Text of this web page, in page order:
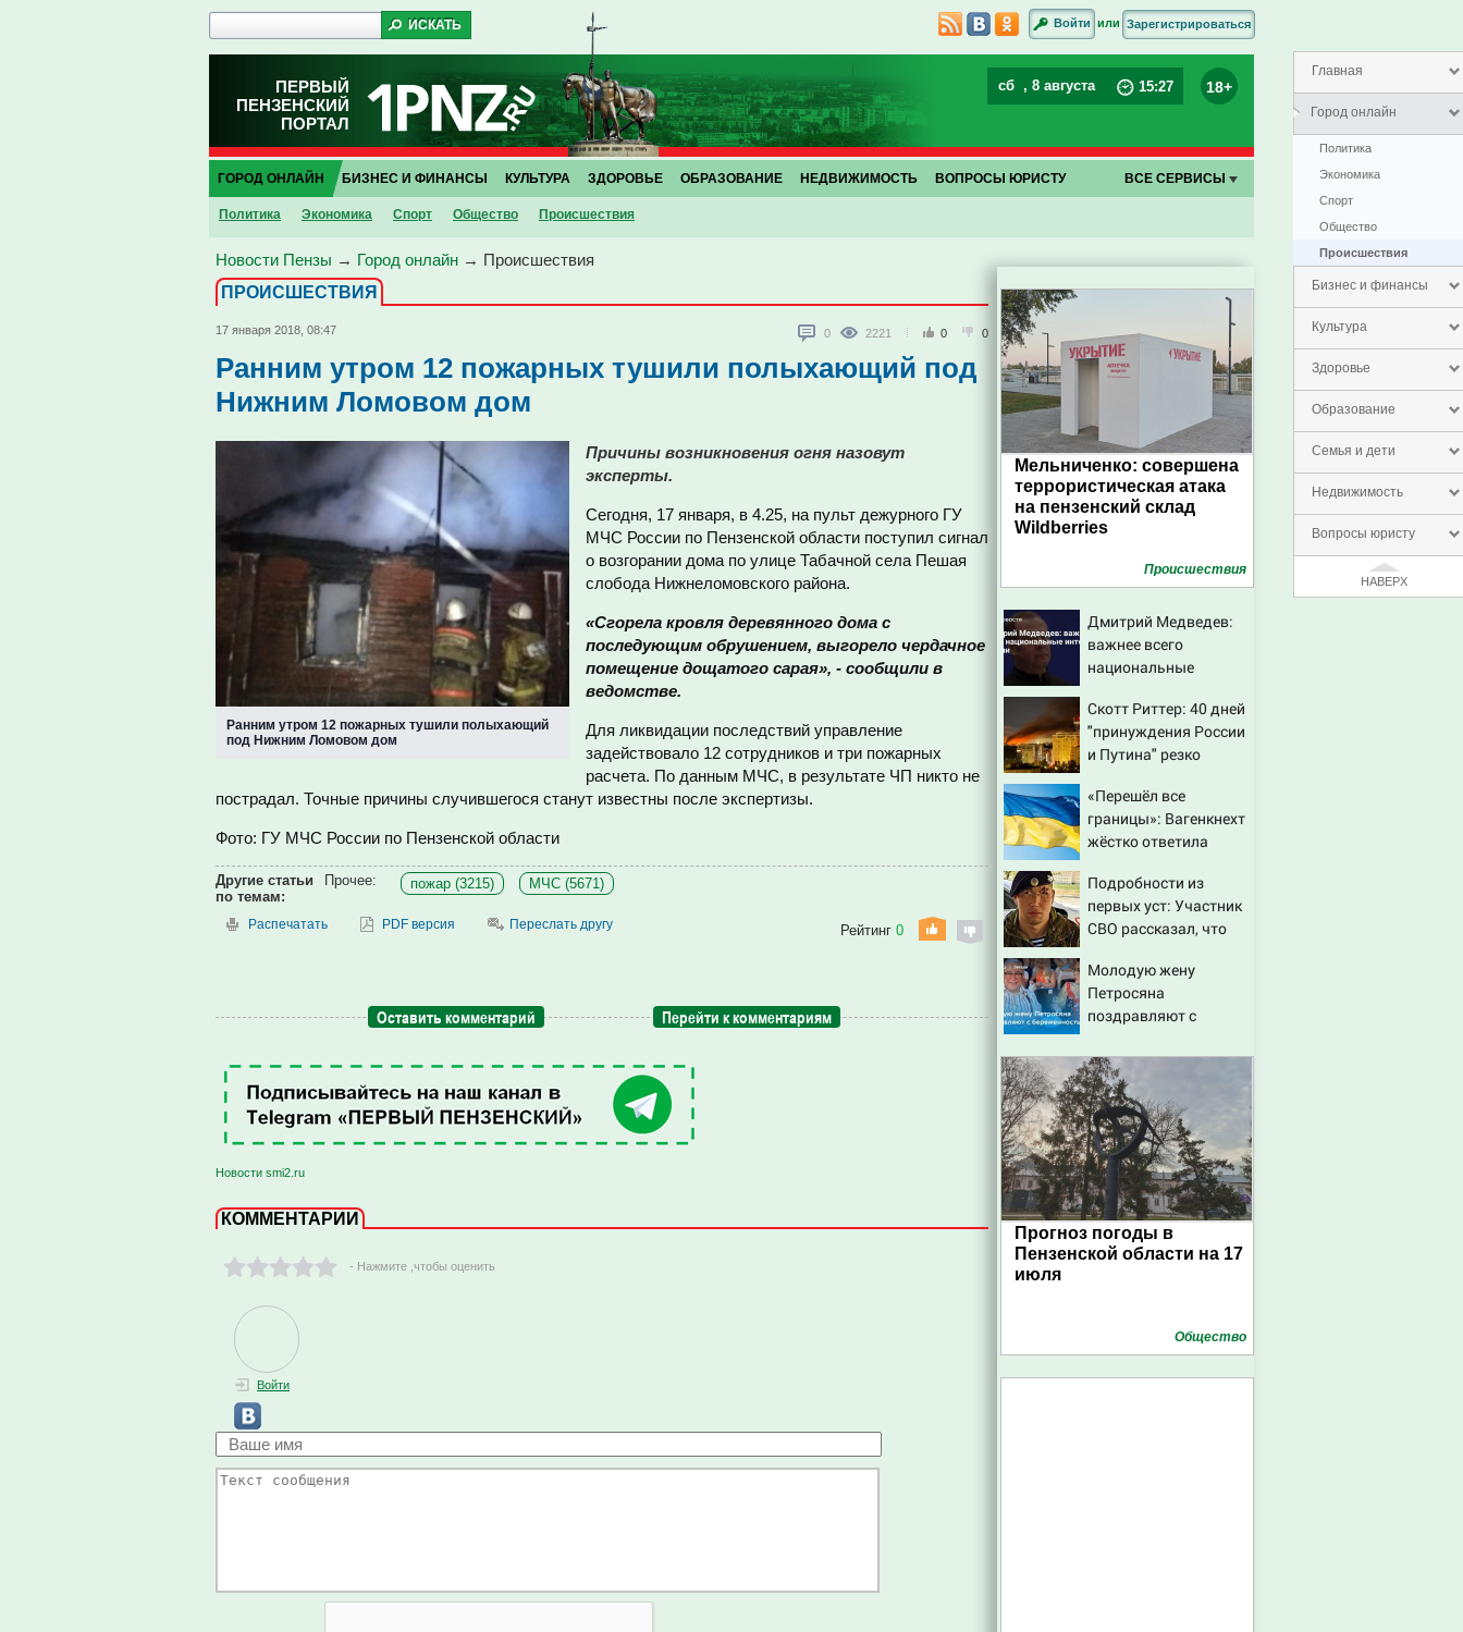
Главная
Город онлайн
Политика
Экономика
Спорт
Общество
Проиcшествия
Бизнес и финансы
Культура
Здоровье
Образование
Семья и дети
Недвижимость
Вопросы юристу
НАВЕРХ
Войти или Зарегистрироваться
ПЕРВЫЙ
ПЕНЗЕНСКИЙ
ПОРТАЛ
сб , 8 августа 15:27 18+
ГОРОД ОНЛАЙН
Политика Экономика Спорт Общество Проиcшествия
БИЗНЕС И ФИНАНСЫ КУЛЬТУРА ЗДОРОВЬЕ ОБРАЗОВАНИЕ НЕДВИЖИМОСТЬ ВОПРОСЫ ЮРИСТУ ВСЕ СЕРВИСЫ
Новости Пензы → Город онлайн → Проиcшествия
ПРОИCШЕСТВИЯ
17 января 2018, 08:47 0 2221 0 0
Ранним утром 12 пожарных тушили полыхающий под
Нижним Ломовом дом
Ранним утром 12 пожарных тушили полыхающий
под Нижним Ломовом дом
Причины возникновения огня назовут
эксперты.
Сегодня, 17 января, в 4.25, на пульт дежурного ГУ
МЧС России по Пензенской области поступил сигнал
о возгорании дома по улице Табачной села Пешая
слобода Нижнеломовского района.
«Сгорела кровля деревянного дома с
последующим обрушением, выгорело чердачное
помещение дощатого сарая», - сообщили в
ведомстве.
Для ликвидации последствий управление
задействовало 12 сотрудников и три пожарных
расчета. По данным МЧС, в результате ЧП никто не
пострадал. Точные причины случившегося станут известны после экспертизы.
Фото: ГУ МЧС России по Пензенской области
Другие статьи
по темам:
Прочее: пожар (3215) МЧС (5671)
Распечатать PDF версия Переслать другу Рейтинг 0
Оставить комментарий Перейти к комментариям
Новости smi2.ru
КОММЕНТАРИИ
- Нажмите ,чтобы оценить
Войти
Мельниченко: совершена
террористическая атака
на пензенский склад
Wildberries
Проиcшествия
Дмитрий Медведев:
важнее всего
национальные
Скотт Риттер: 40 дней
"принуждения России
и Путина" резко
режима Зеленского
«Перешёл все
границы»: Вагенкнехт
жёстко ответила
Подробности из
первых уст: Участник
СВО рассказал, что
медведем
Молодую жену
Петросяна
поздравляют с
Прогноз погоды в
Пензенской области на 17
июля
Общество